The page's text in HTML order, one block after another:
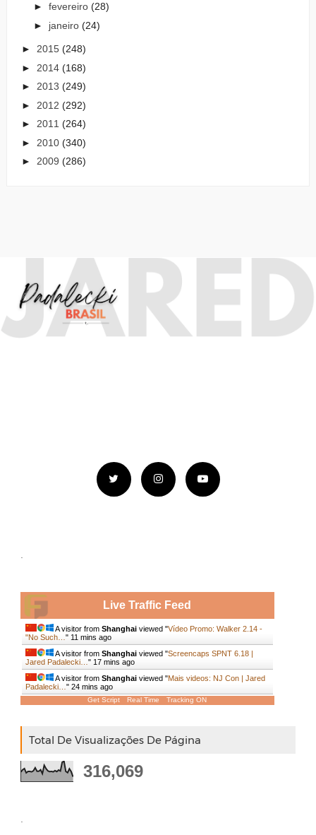
► fevereiro (28)
► janeiro (24)
► 2015 (248)
► 2014 (168)
► 2013 (249)
► 2012 (292)
► 2011 (264)
► 2010 (340)
► 2009 (286)
.
Live Traffic Feed
A visitor from Shanghaiviewed "Vídeo Promo: Walker 2.14 -
"No Such… " 11 mins ago
A visitor from Shanghaiviewed "Screencaps SPNT 6.18 |
Jared Padalecki… " 17 mins ago
A visitor from Shanghaiviewed "Mais videos: NJ Con | Jared
Padalecki… " 24 mins ago
Get Script Real Time Tracking ON
Total De Visualizações De Página
316,069
.